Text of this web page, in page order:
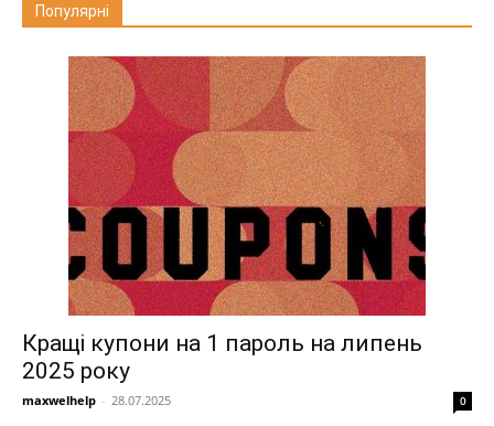
Популярні
Кращі купони на 1 пароль на липень
2025 року
maxwelhelp - 28.07.2025 0